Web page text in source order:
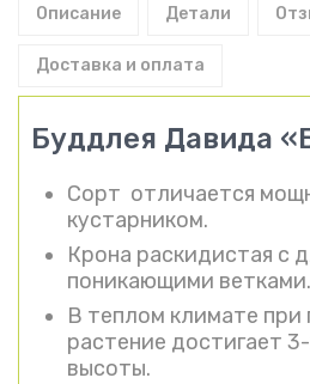
Описание Детали
Доставка и оплата
Буддлея Давида
Сорт отличается
кустарником.
Крона раскидистая с
поникающими ветками.
В теплом климате при
растение достигает
высоты.